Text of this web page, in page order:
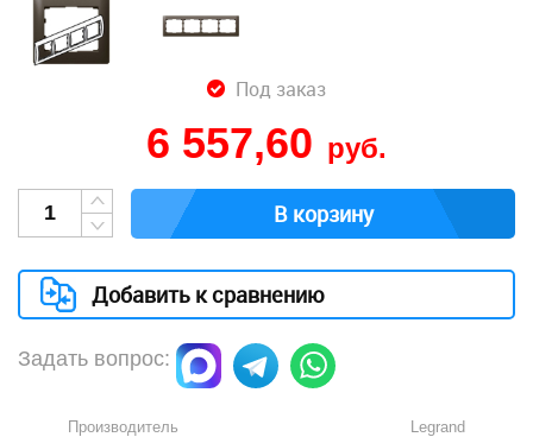
Под заказ
6 557,60 руб.
В корзину
Добавить к сравнению
Задать вопрос:
Производитель
Legrand